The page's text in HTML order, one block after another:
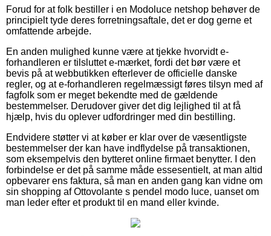
Forud for at folk bestiller i en Modoluce netshop behøver de
principielt tyde deres forretningsaftale, det er dog gerne et
omfattende arbejde.
En anden mulighed kunne være at tjekke hvorvidt e-
forhandleren er tilsluttet e-mærket, fordi det bør være et
bevis på at webbutikken efterlever de officielle danske
regler, og at e-forhandleren regelmæssigt føres tilsyn med af
fagfolk som er meget bekendte med de gældende
bestemmelser. Derudover giver det dig lejlighed til at få
hjælp, hvis du oplever udfordringer med din bestilling.
Endvidere støtter vi at køber er klar over de væsentligste
bestemmelser der kan have indflydelse på transaktionen,
som eksempelvis den bytteret online firmaet benytter. I den
forbindelse er det på samme måde essesentielt, at man altid
opbevarer ens faktura, så man en anden gang kan vidne om
sin shopping af Ottovolante s pendel modo luce, uanset om
man leder efter et produkt til en mand eller kvinde.